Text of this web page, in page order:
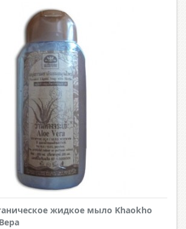
жидкое мыло Khaokho